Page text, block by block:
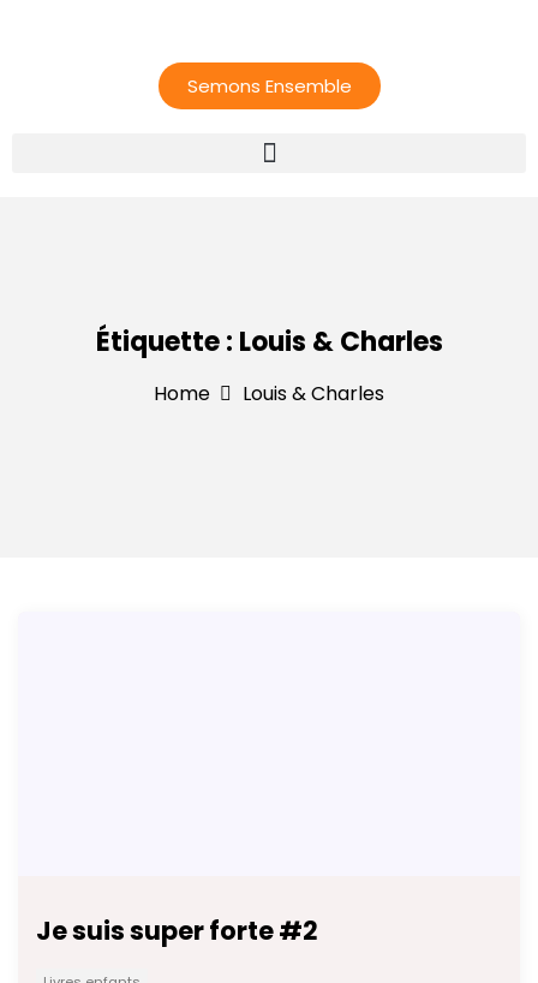
Semons Ensemble
Étiquette : Louis & Charles
Home Louis & Charles
Je suis super forte #2